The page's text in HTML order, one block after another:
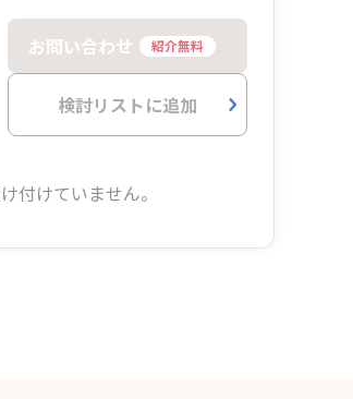
お問い合わせ 紹介無料
検討リストに追加
付けていません。